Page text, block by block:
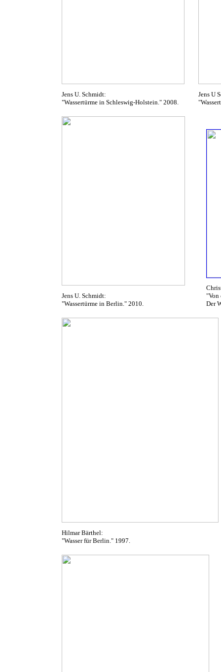
Jens U. Schmidt:
"Wassertürme in Schleswig-Holstein." 2008.
Jens U
Jens U. Schmidt:
"Wassertürme in Berlin." 2010.
"Von
Der
Hilmar Bärthel:
"Wasser für Berlin." 1997.